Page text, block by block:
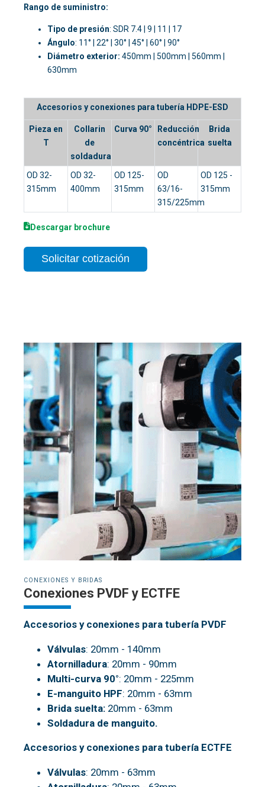
Rango de suministro:
Tipo de presión: SDR 7.4 | 9 | 11 | 17
Ángulo: 11° | 22° | 30° | 45° | 60° | 90°
Diámetro exterior: 450mm | 500mm | 560mm |
630mm
Accesorios y conexiones para tubería HDPE-ESD
Pieza en
T
Collarin
de
soldadura
Curva 90°
Reducción
concéntrica
Brida
suelta
OD 32-
315mm
OD 32-
400mm
OD 125-
315mm
OD
63/16-
315/225mm
OD 125 -
315mm
Descargar brochure
Solicitar cotización
CONEXIONES Y BRIDAS
Conexiones PVDF y ECTFE
Accesorios y conexiones para tubería PVDF
Válvulas: 20mm - 140mm
Atornilladura: 20mm - 90mm
Multi-curva 90°: 20mm - 225mm
E-manguito HPF: 20mm - 63mm
Brida suelta: 20mm - 63mm
Soldadura de manguito.
Accesorios y conexiones para tubería ECTFE
Válvulas: 20mm - 63mm